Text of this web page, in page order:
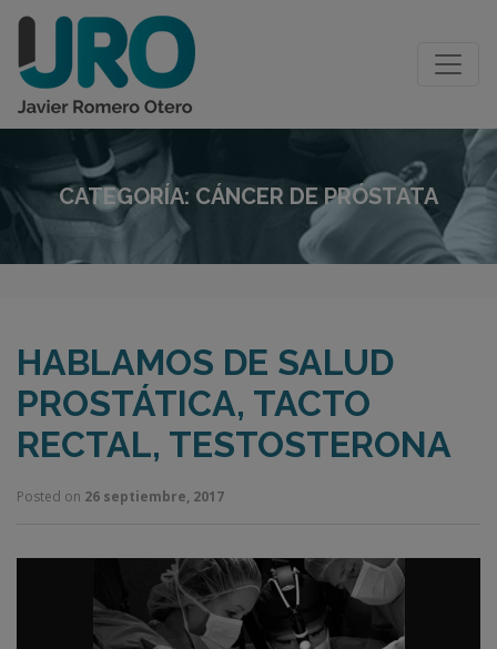
CATEGORÍA: CÁNCER DE PRÓSTATA
HABLAMOS DE SALUD
PROSTÁTICA, TACTO
RECTAL, TESTOSTERONA
Posted on 26 septiembre, 2017